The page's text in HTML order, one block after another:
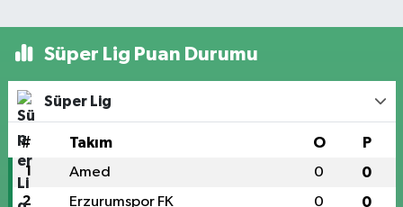
Süper Lig Puan Durumu
Süper Lig
# Takım O P
1 Amed 0 0
2 Erzurumspor FK 0 0